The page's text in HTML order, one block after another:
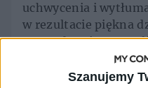
Szanujemy
uchwycenia i
w rezultacie piękna
przeradza się w
tytułem „Złap